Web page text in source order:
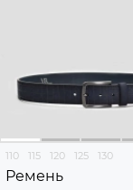
110 115 120 125 130
Ремень